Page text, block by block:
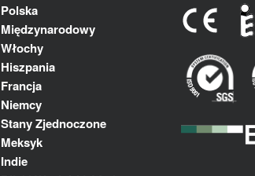
Polska
Międzynarodowy
Włochy
Hiszpania
Francja
Niemcy
Stany Zjednoczone
Meksyk
Indie